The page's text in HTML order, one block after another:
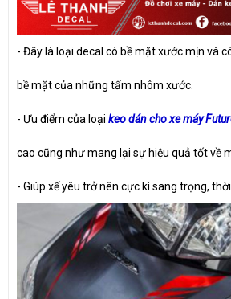
- Đây là loại decal có bề mặt xước mịn và
bề mặt của những tấm nhôm xước.
- Ưu điểm của loại keo dán cho xe máy
cao cũng như mang lại sự hiệu quả tốt về
- Giúp xế yêu trở nên cực kì sang trọng,